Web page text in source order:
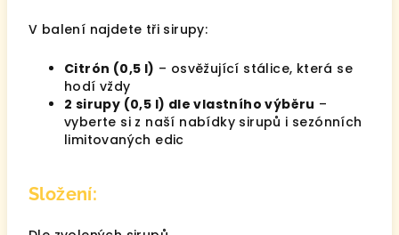
V balení najdete tři sirupy:
Citrón (0,5 l) – osvěžující stálice, která se
hodí vždy
2 sirupy (0,5 l) dle vlastního výběru –
vyberte si z naší nabídky sirupů i sezónních
limitovaných edic
Složení: